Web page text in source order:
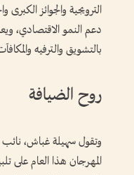
الترويجية والجوائز
دعم النمو الاقتصادي،
بالتشويق والترفيه
روح الضيافة
وتقول سهيلة غباش،
المهرجان هذا العام على